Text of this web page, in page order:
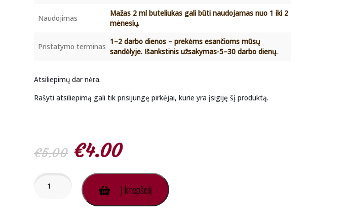
Naudojimas
Mažas 2 ml buteliukas gali būti naudojamas nuo 1 iki 2
mėnesių.
Pristatymo terminas
1–2 darbo dienos – prekėms esančioms mūsų
sandėlyje. Išankstinis užsakymas-5–30 darbo dienų.
Atsiliepimų dar nėra.
Rašyti atsiliepimą gali tik prisijungę pirkėjai, kurie yra įsigiję šį produktą.
€5.00 Original
price
was:
€4.00Current
price
is:
produkto
kiekis:
Į krepšelį